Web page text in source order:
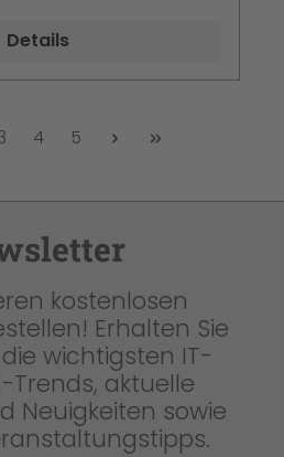
Details
Seite
4 Seite
5
kostenlosen
Erhalten Sie
wichtigsten IT-
Trends, aktuelle
Neuigkeiten sowie